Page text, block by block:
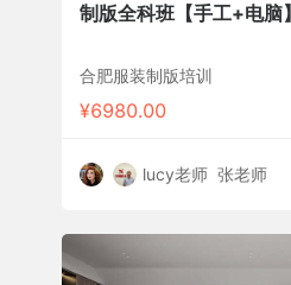
制版全科班【手工+电脑】
合肥服装制版培训
¥6980.00
lucy老师 张老师